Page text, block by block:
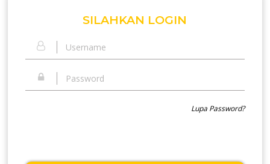
SILAHKAN LOGIN
Lupa Password?